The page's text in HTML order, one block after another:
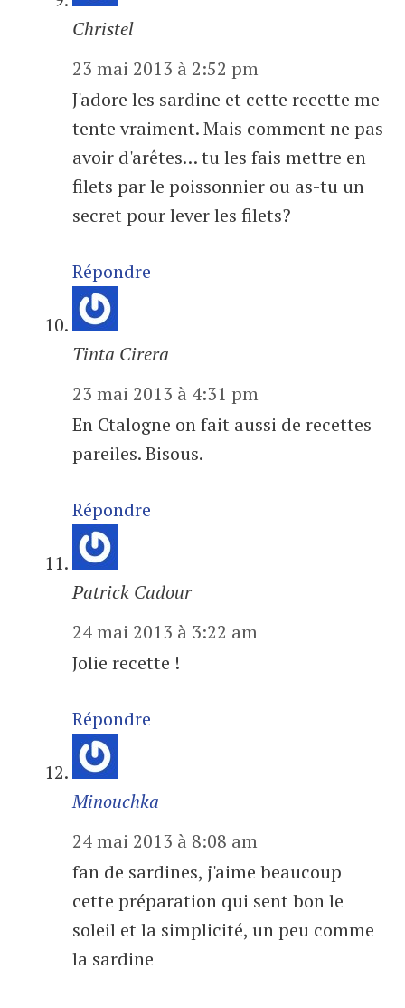
Christel
23 mai 2013 à 2:52 pm
J'adore les sardine et cette recette me
tente vraiment. Mais comment ne pas
avoir d'arêtes… tu les fais mettre en
filets par le poissonnier ou as-tu un
secret pour lever les filets?
Répondre
Tinta Cirera
23 mai 2013 à 4:31 pm
En Ctalogne on fait aussi de recettes
pareiles. Bisous.
Répondre
Patrick Cadour
24 mai 2013 à 3:22 am
Jolie recette !
Répondre
Minouchka
24 mai 2013 à 8:08 am
fan de sardines, j'aime beaucoup
cette préparation qui sent bon le
soleil et la simplicité, un peu comme
la sardine